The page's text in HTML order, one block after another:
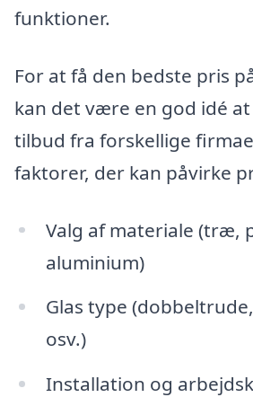
funktioner.
For at få den bedste pris
kan det være en god idé
tilbud fra forskellige
faktorer, der kan påvirke
Valg af materiale (træ,
aluminium)
Glas type
osv.)
Installation og